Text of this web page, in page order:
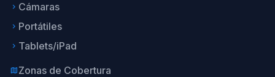
keyboard_arrow_right Cámaras
keyboard_arrow_right Portátiles
keyboard_arrow_right Tablets/iPad
mapZonas de Cobertura